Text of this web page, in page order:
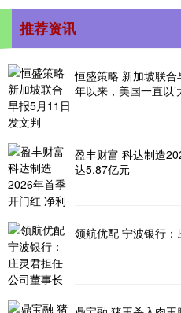
推荐资讯
恒盛策略 新加坡联
年以来，美国一直以’
盈丰财富 科达制造
达5.87亿元
领航优配 宁波银行